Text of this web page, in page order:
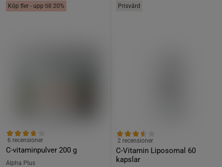
Köp fler - upp till 20%
C-vitaminpulver 200 g
6 recensioner
Alpha Plus
Prisvärd
C-Vitamin Liposomal 60
kapslar
2 recensioner